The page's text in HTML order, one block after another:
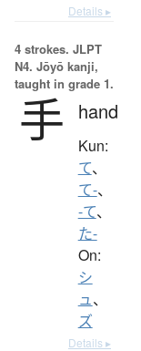
Details ▸
4 strokes. JLPT
N4. Jōyō kanji,
taught in grade 1.
手 hand
Kun:
て、
て-、
-て、
た-
On:
シ
ュ、
ズ
Details ▸